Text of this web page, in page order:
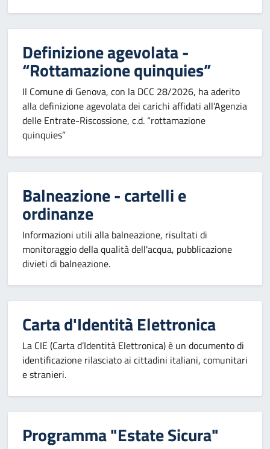
Definizione agevolata -
“Rottamazione quinquies”
Il Comune di Genova, con la DCC 28/2026, ha aderito
alla definizione agevolata dei carichi affidati all’Agenzia
delle Entrate-Riscossione, c.d. “rottamazione
quinquies”
Balneazione - cartelli e
ordinanze
Informazioni utili alla balneazione, risultati di
monitoraggio della qualità dell'acqua, pubblicazione
divieti di balneazione.
Carta d'Identità Elettronica
La CIE (Carta d’Identità Elettronica) è un documento di
identificazione rilasciato ai cittadini italiani, comunitari
e stranieri.
Programma "Estate Sicura"